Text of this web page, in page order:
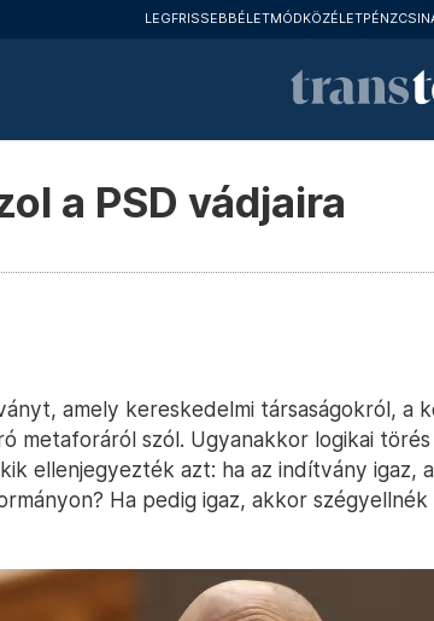
LEGFRISSEBBÉLETMÓDKÖZÉLET
a PSD vádjaira
amely kereskedelmi társaságokról, a
metaforáról szól. Ugyanakkor logikai
ellenjegyezték azt: ha az indítvány igaz,
Ha pedig igaz, akkor szégyellnék